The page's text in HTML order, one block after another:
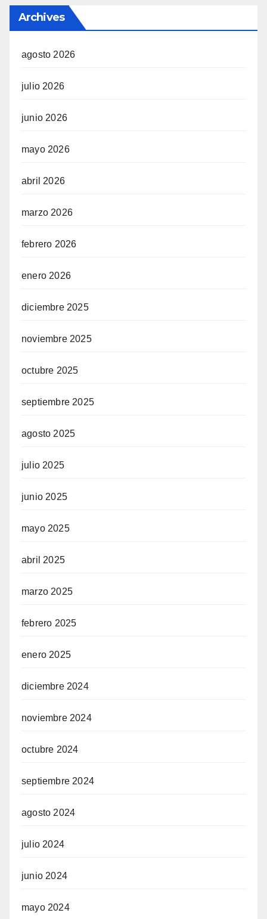
Archives
agosto 2026
julio 2026
junio 2026
mayo 2026
abril 2026
marzo 2026
febrero 2026
enero 2026
diciembre 2025
noviembre 2025
octubre 2025
septiembre 2025
agosto 2025
julio 2025
junio 2025
mayo 2025
abril 2025
marzo 2025
febrero 2025
enero 2025
diciembre 2024
noviembre 2024
octubre 2024
septiembre 2024
agosto 2024
julio 2024
junio 2024
mayo 2024